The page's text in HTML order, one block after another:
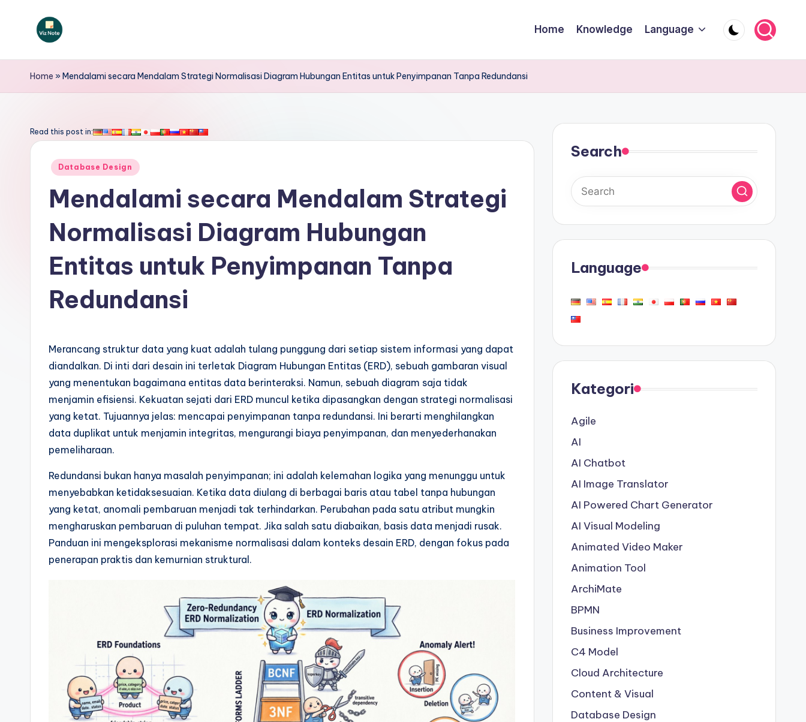
V
iz
o
si
A
si
Home Knowledge Language
Home »Mendalami secara Mendalam Strategi Normalisasi Diagram Hubungan Entitas untuk Penyimpanan Tanpa Redundansi
Read this post in:
Posted
Database Design
Mendalami secara Mendalam Strategi
Normalisasi Diagram Hubungan
Entitas untuk Penyimpanan Tanpa
Redundansi
Merancang struktur data yang kuat adalah tulang punggung dari setiap sistem informasi yang dapat
diandalkan. Di inti dari desain ini terletak Diagram Hubungan Entitas (ERD), sebuah gambaran visual
yang menentukan bagaimana entitas data berinteraksi. Namun, sebuah diagram saja tidak
menjamin efisiensi. Kekuatan sejati dari ERD muncul ketika dipasangkan dengan strategi normalisasi
yang ketat. Tujuannya jelas: mencapai penyimpanan tanpa redundansi. Ini berarti menghilangkan
data duplikat untuk menjamin integritas, mengurangi biaya penyimpanan, dan menyederhanakan
pemeliharaan.
Redundansi bukan hanya masalah penyimpanan; ini adalah kelemahan logika yang menunggu untuk
menyebabkan ketidaksesuaian. Ketika data diulang di berbagai baris atau tabel tanpa hubungan
yang ketat, anomali pembaruan menjadi tak terhindarkan. Perubahan pada satu atribut mungkin
mengharuskan pembaruan di puluhan tempat. Jika salah satu diabaikan, basis data menjadi rusak.
Panduan ini mengeksplorasi mekanisme normalisasi dalam konteks desain ERD, dengan fokus pada
penerapan praktis dan kemurnian struktural.
Search
Language
Kategori
Agile
AI
AI Chatbot
AI Image Translator
AI Powered Chart Generator
AI Visual Modeling
Animated Video Maker
Animation Tool
ArchiMate
BPMN
Business Improvement
C4 Model
Cloud Architecture
Content & Visual
Database Design